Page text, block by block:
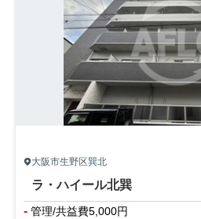
大阪市生野区巽北
ラ・ハイール北巽
- 管理/共益費5,000円